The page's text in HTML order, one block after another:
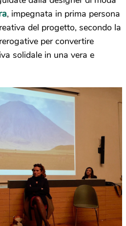
, impegnata in prima persona
del progetto, secondo la
per convertire
solidale in una vera e